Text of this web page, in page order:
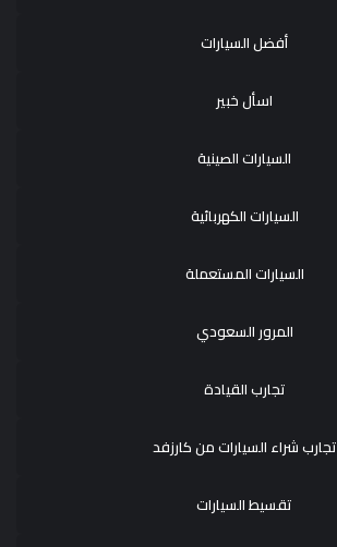
أفضل السيارات
اسأل خبير
السيارات الصينية
السيارات الكهربائية
السيارات المستعملة
المرور السعودي
تجارب القيادة
تجارب شراء السيارات من كارزفد
تقسيط السيارات